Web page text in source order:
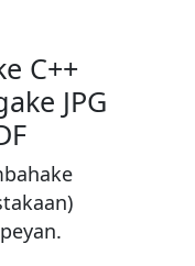
C++
JPG